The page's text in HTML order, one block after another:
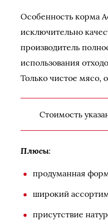
Особенность корма
исключительно
производитель
использования
Только чистое мясо,
Стоимость
Плюсы:
продуманная
широкий
присутствие